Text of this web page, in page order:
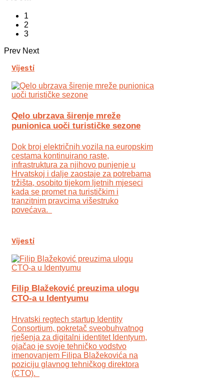
1
2
3
Prev Next
Vijesti
Qelo ubrzava širenje mreže
punionica uoči turističke sezone
Dok broj električnih vozila na europskim
cestama kontinuirano raste,
infrastruktura za njihovo punjenje u
Hrvatskoj i dalje zaostaje za potrebama
tržišta, osobito tijekom ljetnih mjeseci
kada se promet na turističkim i
tranzitnim pravcima višestruko
povećava.
Vijesti
Filip Blažeković preuzima ulogu
CTO-a u Identyumu
Hrvatski regtech startup Identity
Consortium, pokretač sveobuhvatnog
rješenja za digitalni identitet Identyum,
ojаčao je svoje tehničko vodstvo
imenovanjem Filipa Blažekovića na
poziciju glavnog tehničkog direktora
(CTO).